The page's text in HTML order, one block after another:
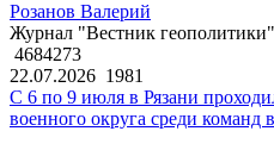
Розанов Валерий
Журнал "Вестник
4684273
22.07.2026 1981
С 6 по 9 июля в Рязани
военного округа среди команд